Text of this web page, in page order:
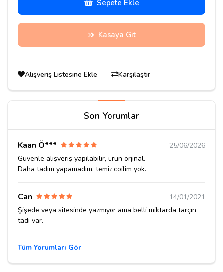
Sepete Ekle
Kasaya Git
Alışveriş Listesine Ekle Karşılaştır
Son Yorumlar
Kaan Ö***
25/06/2026
Güvenle alışveriş yapılabilir, ürün orjinal.
Daha tadım yapamadım, temiz coilim yok.
Can
14/01/2021
Şişede veya sitesinde yazmıyor ama belli miktarda tarçın
tadı var.
Tüm Yorumları Gör